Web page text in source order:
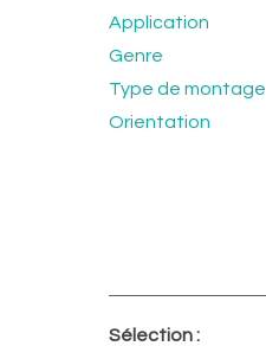
Application
Genre
Type de montage
Orientation
Sélection :